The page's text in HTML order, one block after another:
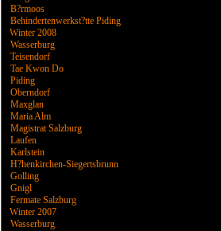
B?rmoos
Behindertenwerkst?tte Piding
Winter 2008
Wasserburg
Teisendorf
Tae Kwon Do
Piding
Oberndorf
Maxglan
Maria Alm
Magistrat Salzburg
Laufen
Karlstein
H?henkirchen-Siegertsbrunn
Golling
Gnigl
Fermate Salzburg
Winter 2007
Wasserburg